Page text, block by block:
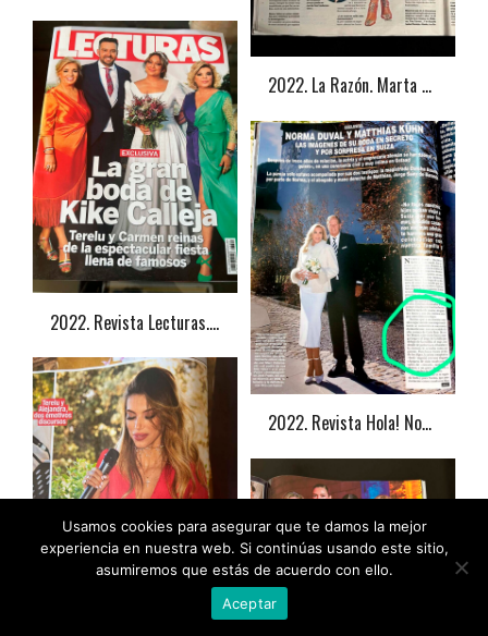
2022. La Razón. Marta Sánchez
2022. Revista Lecturas. Alejandra Rubio
2022. Revista Hola! Norma Duval
Usamos cookies para asegurar que te damos la mejor
experiencia en nuestra web. Si continúas usando este sitio,
asumiremos que estás de acuerdo con ello.
Aceptar